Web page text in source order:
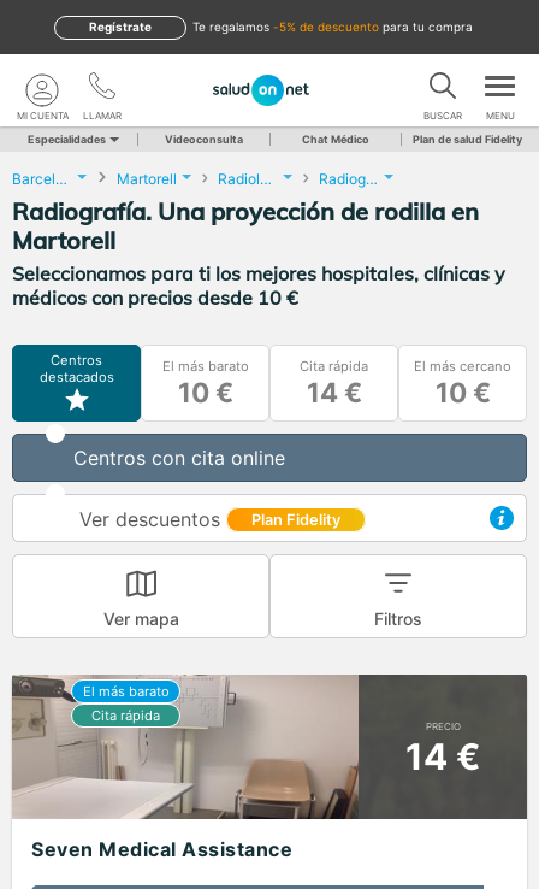
te regalamos -5% de descuento para tu compra
Regístrate
LLAMAR
MI CUENTA BUSCAR MENU
Especialidades Videoconsulta Chat Médico Plan de salud Fidelity
Barcelona Martorell Radiología Radiografía. Una proyección de rodilla
Radiografía. Una proyección de rodilla en
Martorell
Seleccionamos para ti los mejores hospitales, clínicas y
médicos con precios desde 10 €
Centros
destacados
El más barato
10 €
Cita rápida
14 €
El más cercano
10 €
Centros con cita online
Ver descuentos Plan Fidelity
Ver mapa Filtros
PRECIO
14 €
Seven Medical Assistance